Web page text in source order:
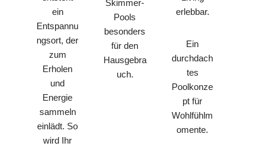
ein
Entspannu
ngsort, der
zum
Erholen
und
Energie
sammeln
einlädt. So
wird Ihr
Skimmer-
Pools
besonders
für den
Hausgebra
uch.
erlebbar.
Ein
durchdach
tes
Poolkonze
pt für
Wohlfühlm
omente.